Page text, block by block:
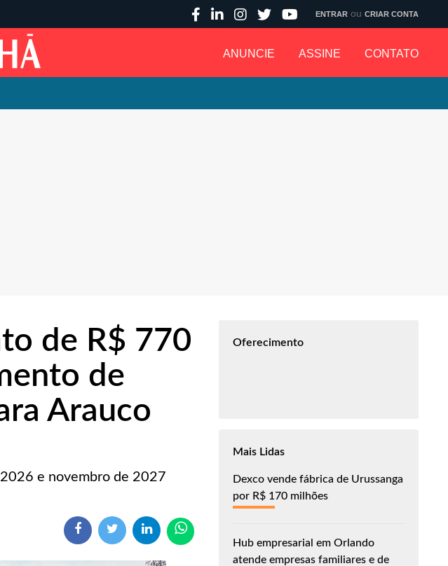
ANUNCIE ASSINE CONTATO
ENTRAR ou CRIAR CONTA
de R$ 770
de
Arauco
e novembro de 2027
Oferecimento
Mais Lidas
Dexco vende fábrica de Urussanga
por R$ 170 milhões
Hub empresarial em Orlando
atende empresas familiares e de